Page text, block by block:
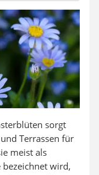
sorgt
Terrassen für
meist als
wird,